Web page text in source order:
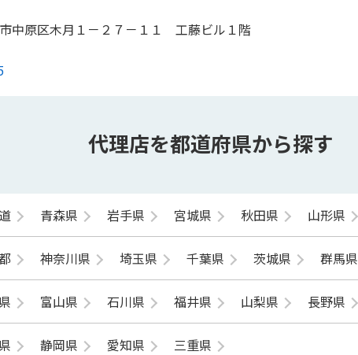
中原区木月１－２７－１１ 工藤ビル１階
代理店を都道府県から探す
青森県 岩手県 宮城県 秋田県 山形県
神奈川県 埼玉県 千葉県 茨城県 群馬県
富山県 石川県 福井県 山梨県 長野県
静岡県 愛知県 三重県